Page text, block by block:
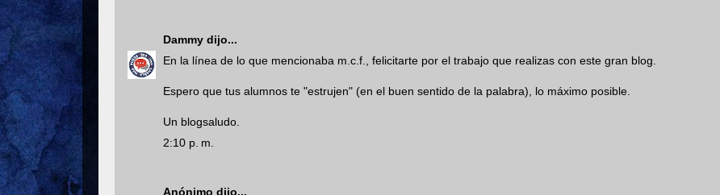
Dammy dijo...
En la línea de lo que mencionaba m.c.f., felicitarte por el trabajo que realizas con este gran blog.
Espero que tus alumnos te "estrujen" (en el buen sentido de la palabra), lo máximo posible.
Un blogsaludo.
2:10 p. m.
Anónimo dijo...